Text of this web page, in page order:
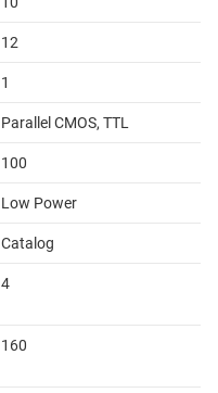
12
1
Parallel CMOS, TTL
100
Low Power
Catalog
4
160